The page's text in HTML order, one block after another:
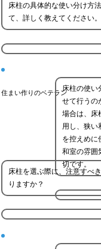
床柱の具体的な使い分け方
て、詳しく教えてください。
住まい作りのベテラン床柱の使い
せて行うの
場合は、床
用し、狭い
を控えめに
和室の雰囲
切です。
床柱を選ぶ際に、注意すべ
りますか？